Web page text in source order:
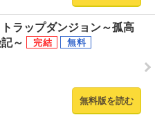
ラップダンジョン～孤高
～
無料版を読む